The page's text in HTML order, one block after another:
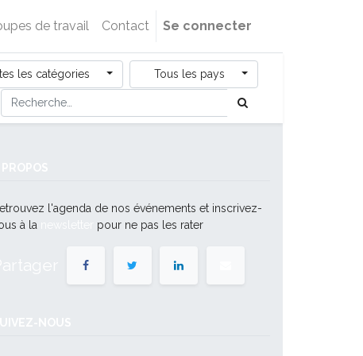
de travail Contact Se connecter
les catégories Tous les pays
l'agenda de nos événements et inscrivez-
à la
pour ne pas les rater